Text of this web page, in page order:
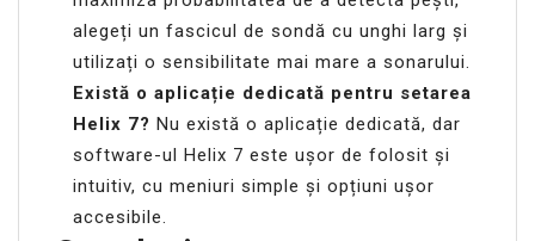
alegeți un fascicul de sondă cu unghi larg și
utilizați o sensibilitate mai mare a sonarului.
Există o aplicație dedicată pentru setarea
Helix 7? Nu există o aplicație dedicată, dar
software-ul Helix 7 este ușor de folosit și
intuitiv, cu meniuri simple și opțiuni ușor
accesibile.